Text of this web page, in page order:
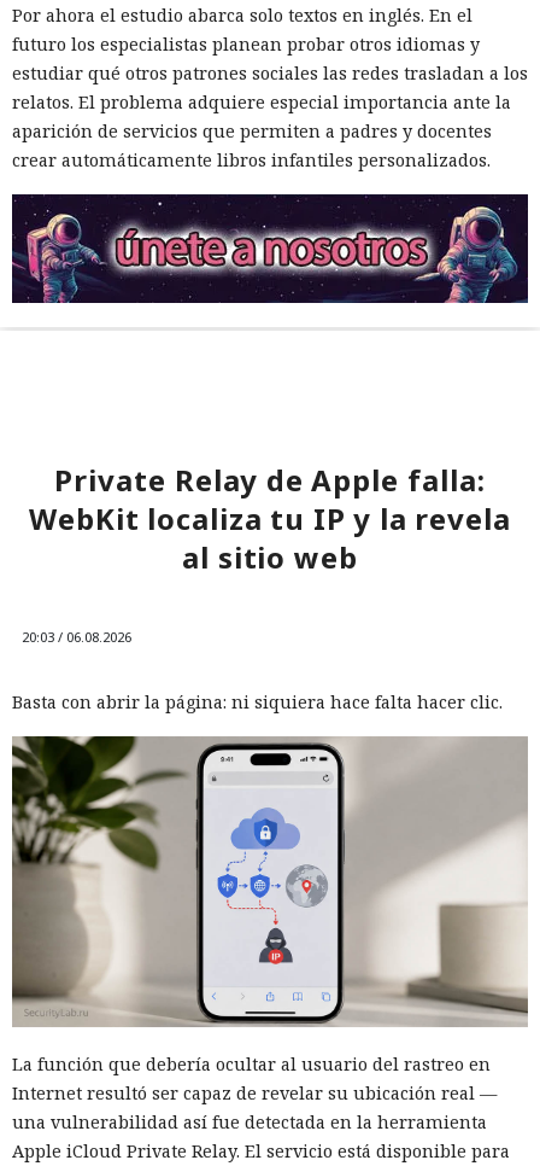
Por ahora el estudio abarca solo textos en inglés. En el
futuro los especialistas planean probar otros idiomas y
estudiar qué otros patrones sociales las redes trasladan a los
relatos. El problema adquiere especial importancia ante la
aparición de servicios que permiten a padres y docentes
crear automáticamente libros infantiles personalizados.
Private Relay de Apple falla:
WebKit localiza tu IP y la revela
al sitio web
20:03 / 06.08.2026
Basta con abrir la página: ni siquiera hace falta hacer clic.
La función que debería ocultar al usuario del rastreo en
Internet resultó ser capaz de revelar su ubicación real —
una vulnerabilidad así fue detectada en la herramienta
Apple iCloud Private Relay. El servicio está disponible para